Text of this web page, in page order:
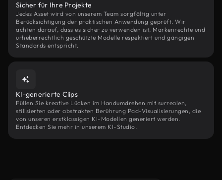
Sicher für Ihre Projekte
Jedes Asset wird von unserem Team sorgfältig unter
Berücksichtigung der praktischen Anwendung geprüft. Wir
achten darauf, dass es sicher zu verwenden ist, Markenrechte und
urheberrechtlich geschützte Modelle respektiert und gängigen
Standards entspricht.
KI-generierte Clips
Füllen Sie kreative Lücken im Handumdrehen mit surrealen,
stilisierten oder abstrakten Berührung Pad-Visualisierungen, die
von unseren erstklassigen KI-Modellen generiert werden.
Entdecken Sie mehr in unserem KI-Studio.